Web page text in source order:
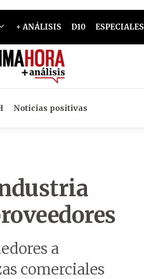
+ ANÁLISIS D10 ESPECIALES
Noticias positivas
a
comerciales